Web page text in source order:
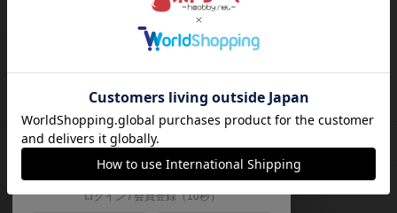
自分のデータを管理しませんか？
がボドゲーマを利用中！
気になるゲームのレビューを読む
お気に入り作品・所有リストの共
有
ログイン / 会員登録（10秒）
ボードゲームを検索する
ボードゲームの新着レビュー
ボードゲーム会情報
メカニクス特集